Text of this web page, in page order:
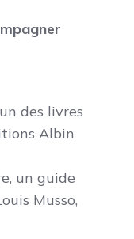
des livres
Albin
un guide
Musso,